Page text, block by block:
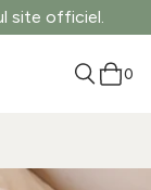
site officiel.
0